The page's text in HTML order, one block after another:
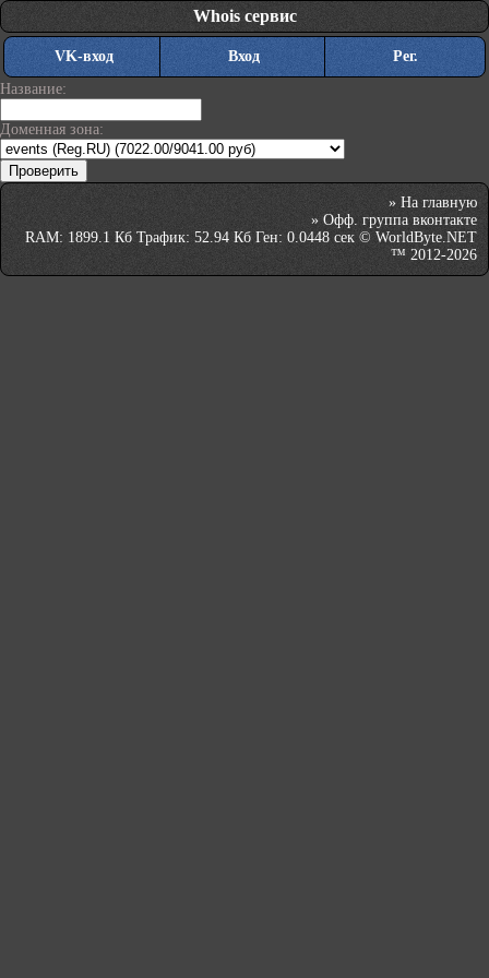
Whois сервис
VK-вход Вход
Рег.
Название:
Доменная зона:
» На главную
» Офф. группа вконтакте
RAM: 1899.1 Кб Трафик: 52.94 Кб Ген: 0.0448 сек © WorldByte.NET
™ 2012-2026